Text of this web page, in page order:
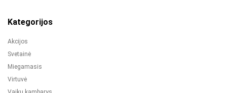
Kategorijos
Akcijos
Svetainė
Miegamasis
Virtuvė